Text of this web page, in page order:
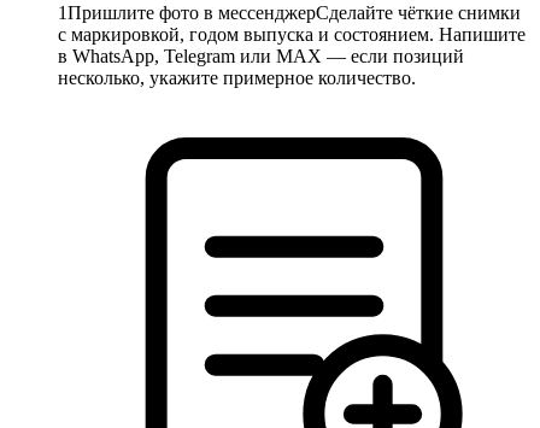
1Пришлите фото в мессенджерСделайте чёткие снимки
с маркировкой, годом выпуска и состоянием. Напишите
в WhatsApp, Telegram или MAX — если позиций
несколько, укажите примерное количество.